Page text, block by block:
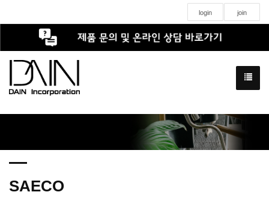
login join
SAECO